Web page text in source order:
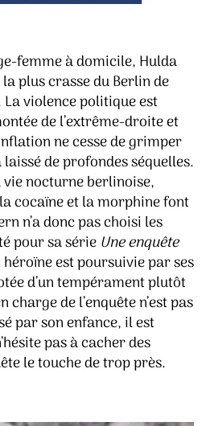
femme à domicile, Hulda
plus crasse du Berlin de
violence politique est
de l’extrême-droite et
ne cesse de grimper
de profondes séquelles.
nocturne berlinoise,
cocaïne et la morphine font
n’a donc pas choisi les
pour sa série Une enquête
héroïne est poursuivie par ses
d’un tempérament plutôt
de l’enquête n’est pas
par son enfance, il est
pas à cacher des
le touche de trop près.